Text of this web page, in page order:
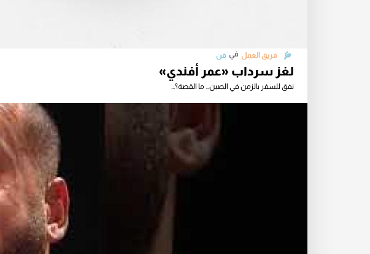
فن في فريق العمل
لغز سرداب «عمر أفندي»
نفق للسفر بالزمن في الصين… ما القصة؟...